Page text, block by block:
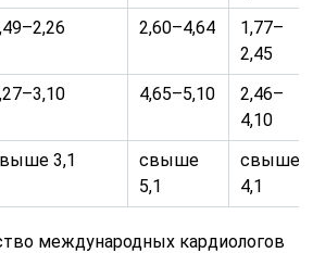
2,60–4,64
1,77–
2,45
4,65–5,10
2,46–
4,10
3,1
свыше
5,1
свыше
4,1
международных кардиологов